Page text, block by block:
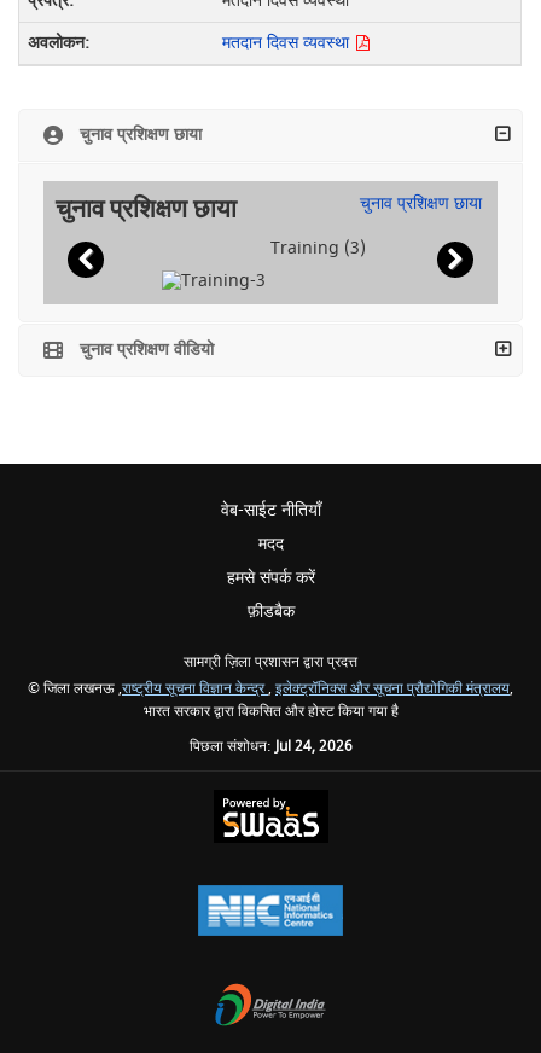
मतदान दिवस व्यवस्था
चुनाव प्रशिक्षण छाया
चुनाव प्रशिक्षण छाया
चुनाव प्रशिक्षण छाया
Training (3)
चुनाव प्रशिक्षण वीडियो
वेब-साईट नीतियाँ
मदद
हमसे संपर्क करें
फ़ीडबैक
सामग्री ज़िला प्रशासन द्वारा प्रदत्त
© जिला लखनऊ ,राष्ट्रीय सूचना विज्ञान केन्द्र, इलेक्ट्रॉनिक्स और सूचना प्रौद्योगिकी मंत्रालय,
भारत सरकार द्वारा विकसित और होस्ट किया गया है
पिछला संशोधन:Jul 24, 2026